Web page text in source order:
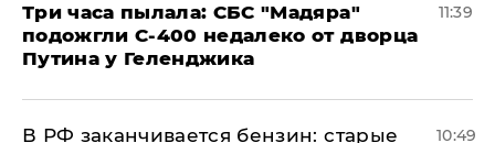
Три часа пылала: СБС "Мадяра"
подожгли С-400 недалеко от дворца
Путина у Геленджика
11:39
​В РФ заканчивается бензин: старые
10:49